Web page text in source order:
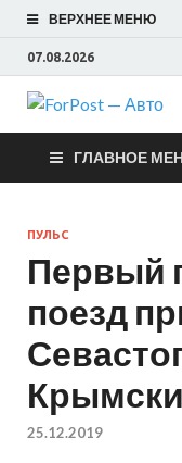
ВЕРХНЕЕ МЕНЮ
07.08.2026
ГЛАВНОЕ
ПУЛЬС
Первый
поезд
25.12.2019